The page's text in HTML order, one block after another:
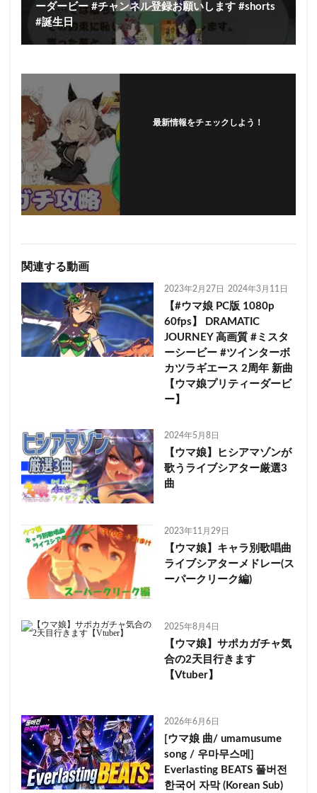
ーダービー #チャンネル登録お願いします #shorts
#誕生日
最新情報をチェックしよう！
関連する動画
2023年2月27日 2024年3月11日
【#ウマ娘 PC版 1080p
60fps】 DRAMATIC
JOURNEY 高画質 #ミスタ
ーシービー #ツインターボ
カツラギエース 2周年 新曲
【ウマ娘プリティーダービ
ー】
2024年5月8日
【ウマ娘】ヒシアマゾンが
歌うライブシアター厳選3
曲
2023年11月29日
【ウマ娘】キャラ別歌唱曲
ライブシアターメドレー(ス
ーパークリーク編)
2025年8月4日
【ウマ娘】サポカガチャ気
合の2天目行きます
【Vtuber】
2026年6月6日
[ウマ娘 曲/ umamusume
song / 우마무스메]
Everlasting BEATS 풀버전
한국어 자막 (Korean Sub)